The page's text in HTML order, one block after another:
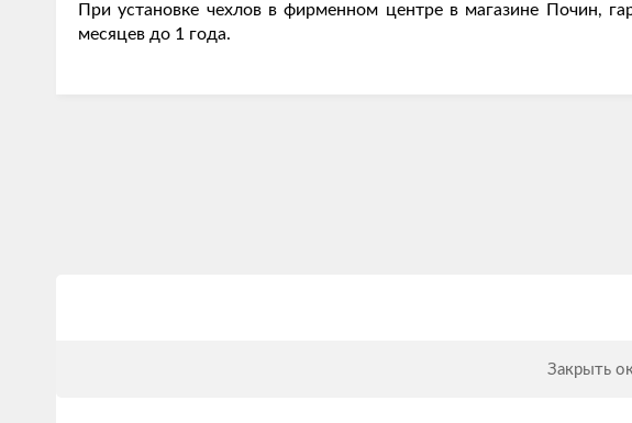
При установке чехлов в фирменном центре в магазине Почин,
месяцев до 1 года.
Закрыть